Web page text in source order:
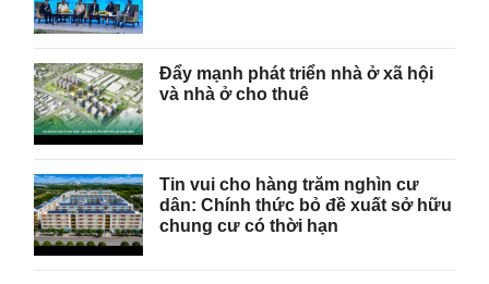
Đẩy mạnh phát triển nhà ở xã hội
và nhà ở cho thuê
Tin vui cho hàng trăm nghìn cư
dân: Chính thức bỏ đề xuất sở hữu
chung cư có thời hạn